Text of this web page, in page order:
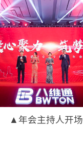
▲年会主持人开场